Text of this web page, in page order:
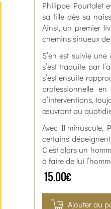
Philippe Pourtalet
sa fille dès sa
Ainsi, un premier
chemins sinueux
S’en est suivie
s’est traduite par
s’est ensuite
professionnelle
d’interventions,
œuvrant au
Avec Il minuscule,
certains
C’est alors un
à faire de lui
15.00€
Ajouter au